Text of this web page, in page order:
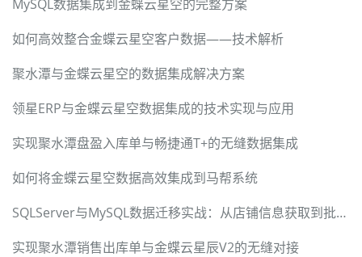
MySQL数据集成到金蝶云星空的完整方案
如何高效整合金蝶云星空客户数据——技术解析
聚水潭与金蝶云星空的数据集成解决方案
领星ERP与金蝶云星空数据集成的技术实现与应用
实现聚水潭盘盈入库单与畅捷通T+的无缝数据集成
如何将金蝶云星空数据高效集成到马帮系统
SQLServer与MySQL数据迁移实战：从店铺信息获取到批量写入
实现聚水潭销售出库单与金蝶云星辰V2的无缝对接